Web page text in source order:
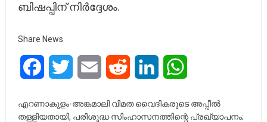
ബിഷപ്പിന് നിർദ്ദേശം.
Share News
FacebookTwitter Email Reddit LinkedIn
എറണാകുളം-അങ്കമാലി വിമത വൈദികരുടെ അപ്പീൽ
തള്ളിയതായി, പരിശുദ്ധ സിംഹാസനത്തിന്റെ പ്രഖ്യാപനം;